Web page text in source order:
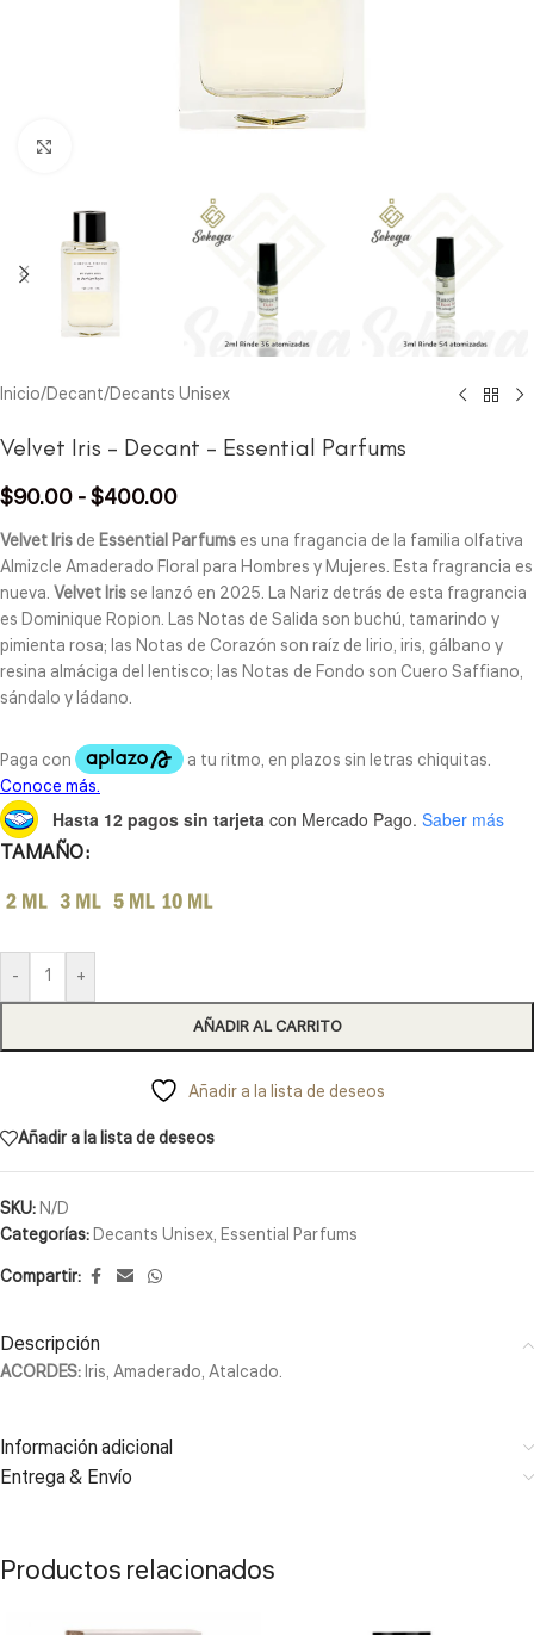
Inicio/Decant/Decants Unisex
Velvet Iris – Decant – Essential Parfums
$90.00-$400.00
Velvet Iris de Essential Parfums es una fragancia de la familia olfativa
Almizcle Amaderado Floral para Hombres y Mujeres. Esta fragrancia es
nueva. Velvet Iris se lanzó en 2025. La Nariz detrás de esta fragrancia
es Dominique Ropion. Las Notas de Salida son buchú, tamarindo y
pimienta rosa; las Notas de Corazón son raíz de lirio, iris, gálbano y
resina almáciga del lentisco; las Notas de Fondo son Cuero Saffiano,
sándalo y ládano.
Hasta 12 pagos sin tarjeta con Mercado Pago. Saber más
TAMAÑO
- +
AÑADIR AL CARRITO
Añadir a la lista de deseos
Añadir a la lista de deseos
SKU:N/D
Categorías:Decants Unisex, Essential Parfums
Compartir:
Descripción
ACORDES:Iris, Amaderado, Atalcado.
Información adicional
Entrega & Envío
Productos relacionados